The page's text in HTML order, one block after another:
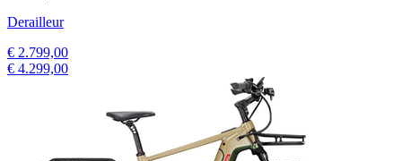
Derailleur
€ 2.799,00
€ 4.299,00